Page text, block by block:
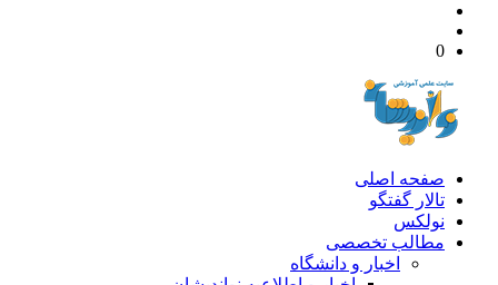
صفحه اصلی
تالار گفتگو
نولکس
مطالب تخصصی
اخبار و دانشگاه